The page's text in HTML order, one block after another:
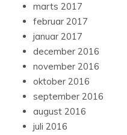
marts 2017
februar 2017
januar 2017
december 2016
november 2016
oktober 2016
september 2016
august 2016
juli 2016